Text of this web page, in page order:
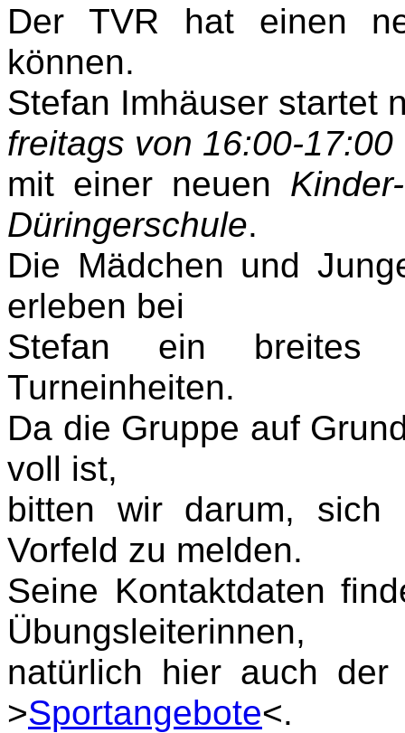
Der TVR hat einen
können.
Stefan Imhäuser startet
freitags von 16:00-17:00
mit einer neuen
Düringerschule.
Die Mädchen und
erleben bei
Stefan ein breites
Turneinheiten.
Da die Gruppe auf
voll ist,
bitten wir darum, sich
Vorfeld zu melden.
Seine Kontaktdaten
Übungsleiterinnen,
natürlich hier auch
>Sportangebote<.